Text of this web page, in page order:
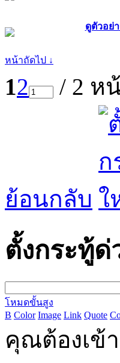
ดูตัวอย่
หน้าถัดไป ↓
12 / 2 ห
ย้อนกลับ
ตั้งกระทู้ด่
โหมดขั้นสูง
B Color Image Link Quote
คุณต้องเข้